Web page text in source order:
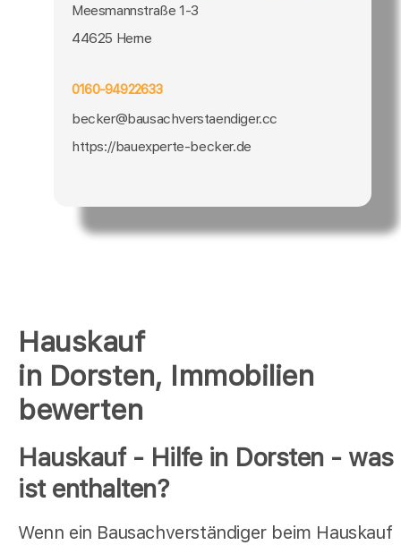
Hauskauf
in Dorsten, Immobilien
bewerten
Hauskauf - Hilfe in Dorsten - was
ist enthalten?
Wenn ein Bausachverständiger beim Hauskauf
Meesmannstraße 1-3
44625 Herne
0160-94922633
becker@bausachverstaendiger.cc
https://bauexperte-becker.de